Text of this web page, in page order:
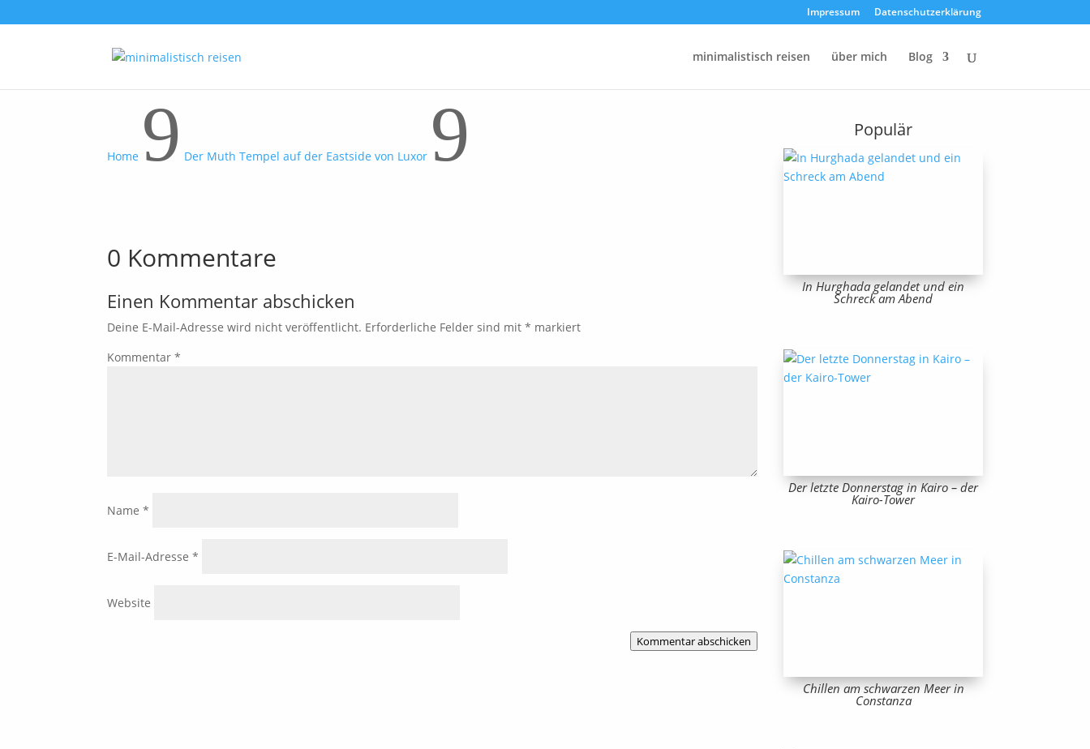
Impressum Datenschutzerklärung
minimalistisch reisen über mich Blog
Home 9 Der Muth Tempel auf der Eastside von Luxor 9
0 Kommentare
Einen Kommentar abschicken
Deine E-Mail-Adresse wird nicht veröffentlicht. Erforderliche Felder sind mit * markiert
Kommentar *
Name *
E-Mail-Adresse *
Website
Kommentar abschicken
Populär
In Hurghada gelandet und ein
Schreck am Abend
Der letzte Donnerstag in Kairo – der
Kairo-Tower
Chillen am schwarzen Meer in
Constanza